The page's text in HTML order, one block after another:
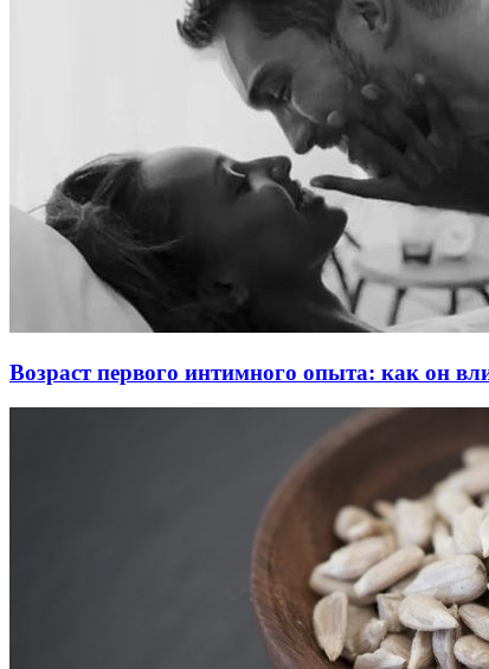
Возраст первого интимного опыта: как он